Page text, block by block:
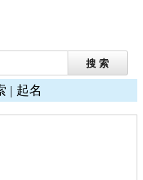
| 起名